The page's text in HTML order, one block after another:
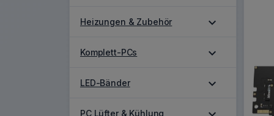
Heizungen & Zubehör expand_more
Komplett-PCs expand_more
LED-Bänder expand_more
PC Lüfter & Kühlung